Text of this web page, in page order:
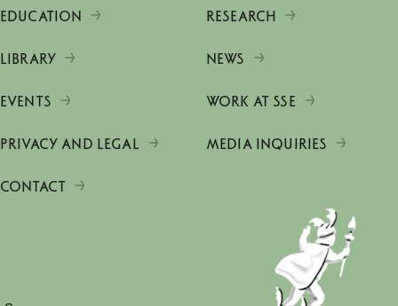
EDUCATION RESEARCH
LIBRARY NEWS
EVENTS WORK AT SSE
PRIVACY AND LEGAL MEDIA INQUIRIES
CONTACT